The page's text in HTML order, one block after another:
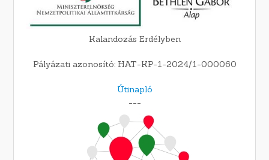
Kalandozás Erdélyben
Pályázati azonosító: HAT-KP-1-2024/1-000060
Útinapló
---